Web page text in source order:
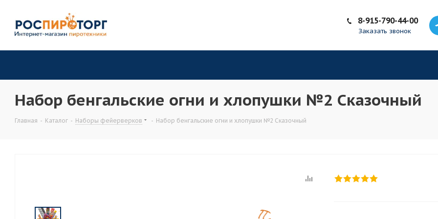
8-915-790-44-00
Заказать звонок
Набор бенгальские огни и хлопушки №2 Сказочный
Главная - Каталог - Наборы фейерверков - Набор бенгальские огни и хлопушки №2 Сказочный